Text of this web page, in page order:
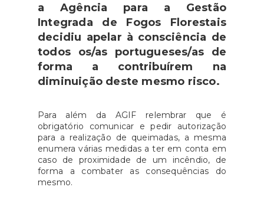
a Agência para a Gestão
Integrada de Fogos Florestais
decidiu apelar à consciência de
todos os/as portugueses/as de
forma a contribuírem na
diminuição deste mesmo risco.
Para além da AGIF relembrar que é
obrigatório comunicar e pedir autorização
para a realização de queimadas, a mesma
enumera várias medidas a ter em conta em
caso de proximidade de um incêndio, de
forma a combater as consequências do
mesmo.